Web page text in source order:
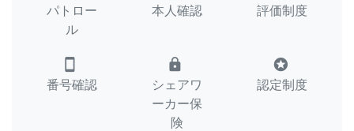
パトロー
ル
本人確認 評価制度
smartphone
番号確認
lock
シェアワ
ーカー保
険
stars
認定制度